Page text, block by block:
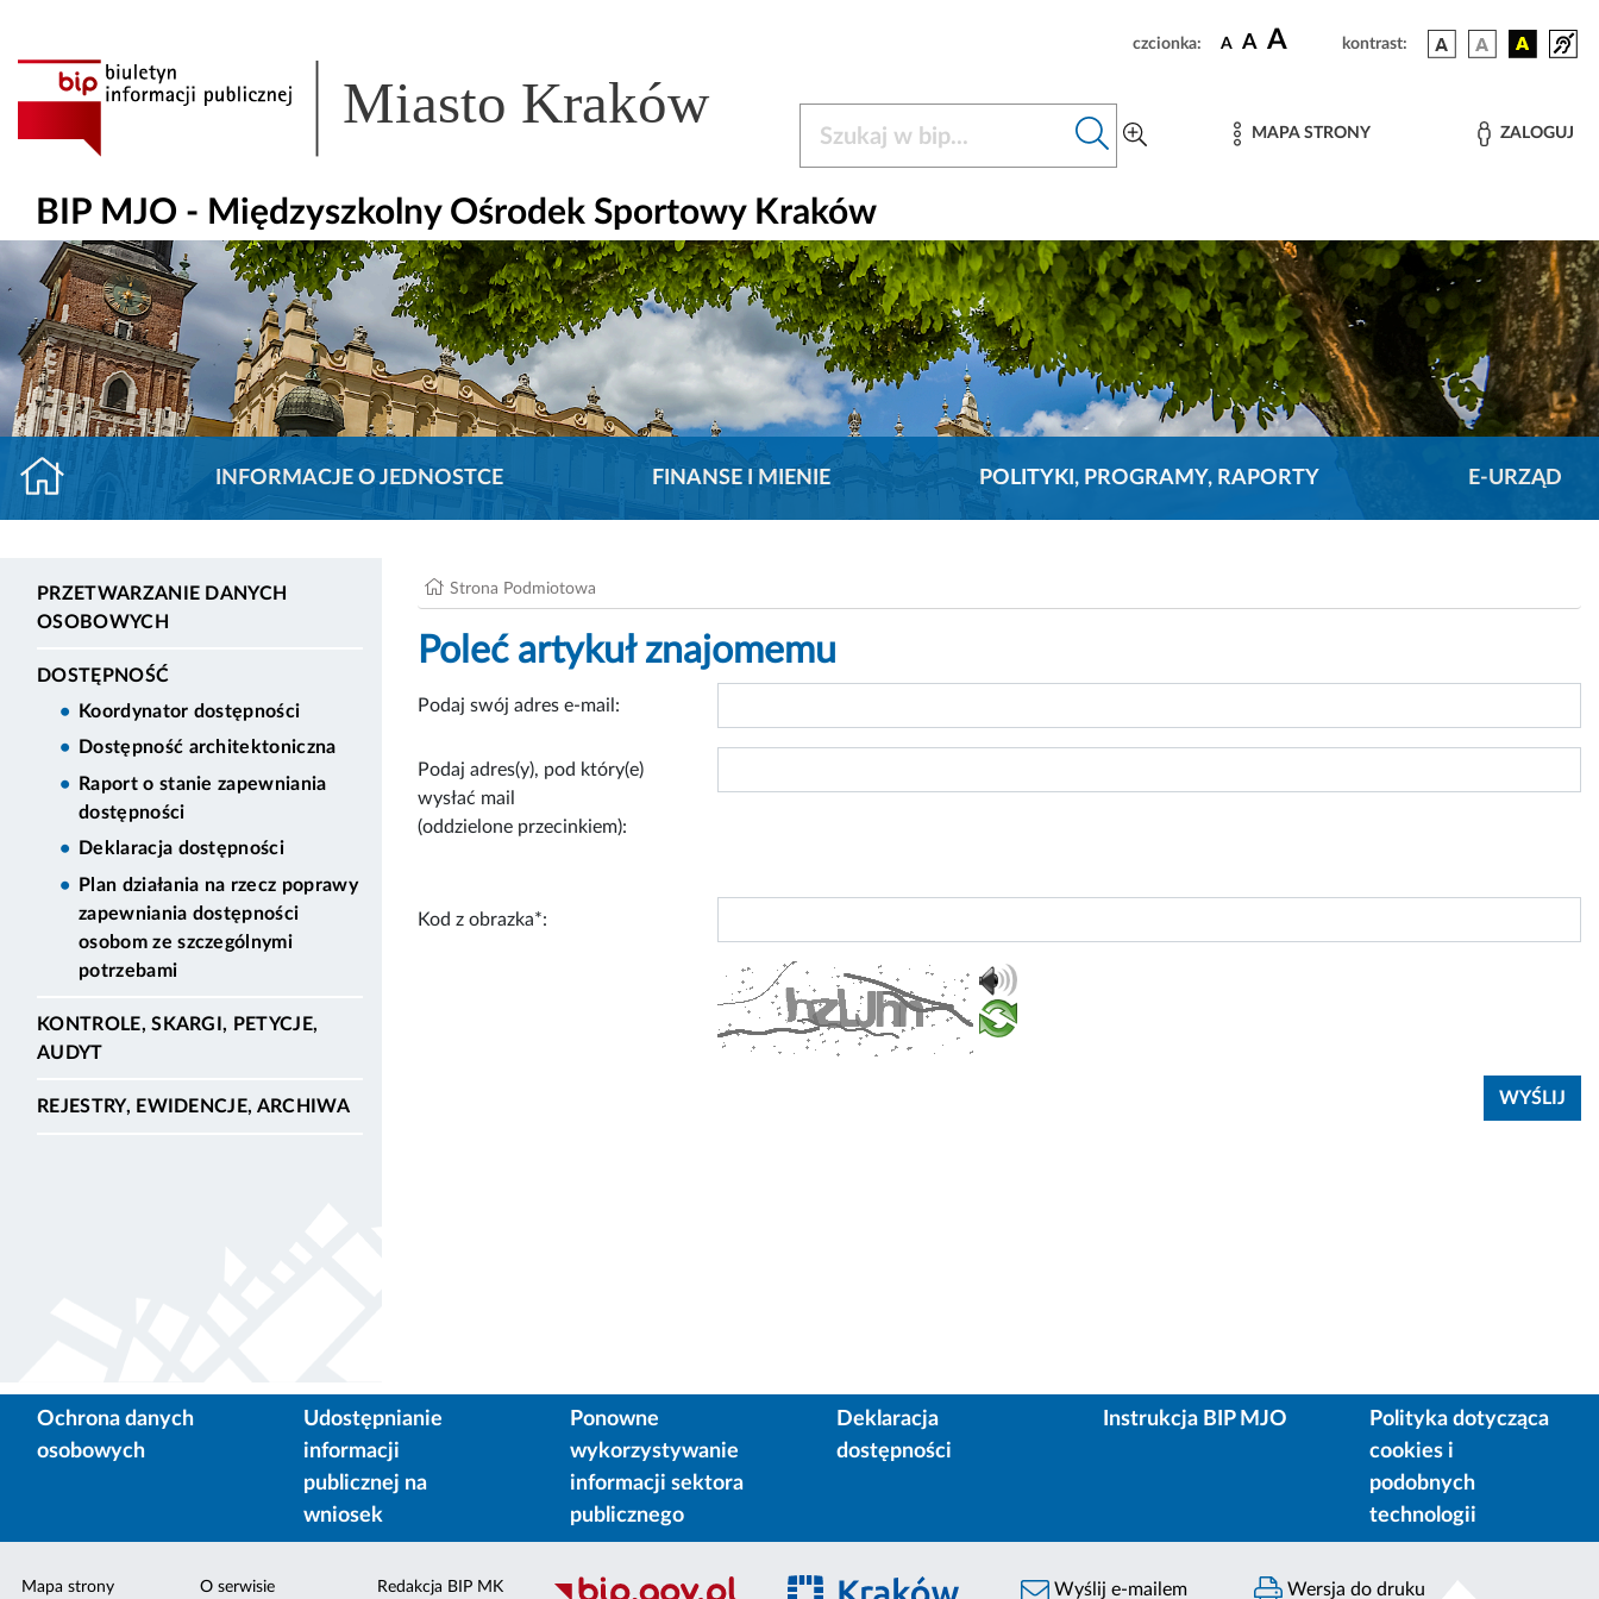
czcionka: A A A kontrast:
Miasto Kraków MAPA STRONY ZALOGUJ
BIP MJO - Międzyszkolny Ośrodek Sportowy Kraków
INFORMACJE O JEDNOSTCE FINANSE I MIENIE POLITYKI, PROGRAMY, RAPORTY E-URZĄD
PRZETWARZANIE DANYCH
OSOBOWYCH
DOSTĘPNOŚĆ
Koordynator dostępności
Dostępność architektoniczna
Raport o stanie zapewniania
dostępności
Deklaracja dostępności
Plan działania na rzecz poprawy
zapewniania dostępności
osobom ze szczególnymi
potrzebami
KONTROLE, SKARGI, PETYCJE,
AUDYT
REJESTRY, EWIDENCJE, ARCHIWA
Strona Podmiotowa
Poleć artykuł znajomemu
Podaj swój adres e-mail:
Podaj adres(y), pod który(e)
wysłać mail
(oddzielone przecinkiem):
Kod z obrazka*:
Ochrona danych
osobowych
Udostępnianie
informacji
publicznej na
wniosek
Ponowne
wykorzystywanie
informacji sektora
publicznego
Deklaracja
dostępności
Instrukcja BIP MJO
Polityka dotycząca
cookies i
podobnych
technologii
Mapa strony O serwisie Redakcja BIP MK Wyślij e-mailem Wersja do druku